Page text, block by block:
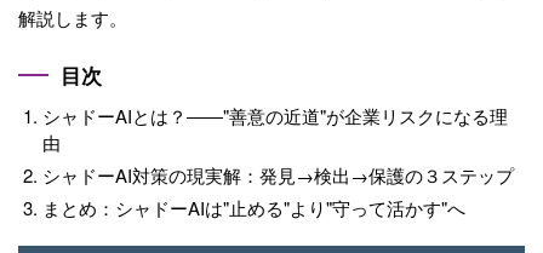
解説します。
目次
シャドーAIとは？――"善意の近道"が企業リスクになる理
由
シャドーAI対策の現実解：発見→検出→保護の３ステップ
まとめ：シャドーAIは"止める"より"守って活かす"へ